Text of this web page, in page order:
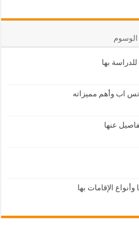
الوسوم
بها
اب وأهم مميزاته
الإقامات بها